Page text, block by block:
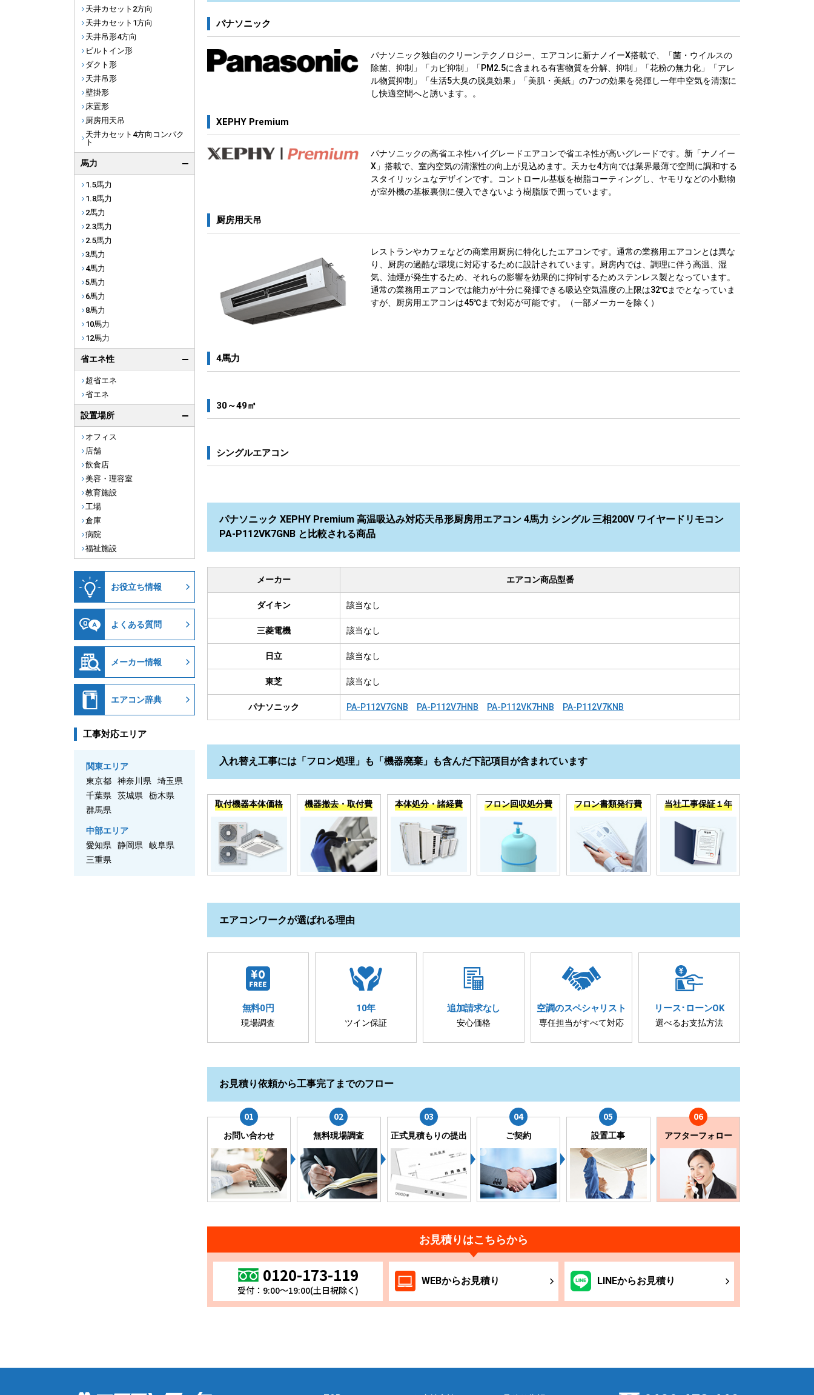
パナソニック
パナソニック独自のクリーンテクノロジー、エアコンに新ナノイーX搭載で、「菌・ウイルスの
除菌、抑制」「カビ抑制」「PM2.5に含まれる有害物質を分解、抑制」「花粉の無力化」「アレ
ル物質抑制」「生活5大臭の脱臭効果」「美肌・美紙」の7つの効果を発揮し一年中空気を清潔に
し快適空間へと誘います。。
XEPHY Premium
パナソニックの高省エネ性ハイグレードエアコンで省エネ性が高いグレードです。新「ナノイー
X」搭載で、室内空気の清潔性の向上が見込めます。天カセ4方向では業界最薄で空間に調和する
スタイリッシュなデザインです。コントロール基板を樹脂コーティングし、ヤモリなどの小動物
が室外機の基板裏側に侵入できないよう樹脂版で囲っています。
厨房用天吊
レストランやカフェなどの商業用厨房に特化したエアコンです。通常の業務用エアコンとは異な
り、厨房の過酷な環境に対応するために設計されています。厨房内では、調理に伴う高温、湿
気、油煙が発生するため、それらの影響を効果的に抑制するためステンレス製となっています。
通常の業務用エアコンでは能力が十分に発揮できる吸込空気温度の上限は32℃までとなっていま
すが、厨房用エアコンは45℃まで対応が可能です。（一部メーカーを除く）
4馬力
30～49㎡
シングルエアコン
パナソニック XEPHY Premium 高温吸込み対応天吊形厨房用エアコン 4馬力 シングル 三相200V ワイヤードリモコン
PA-P112VK7GNB と比較される商品
メーカー エアコン商品型番
ダイキン 該当なし
三菱電機 該当なし
日立 該当なし
東芝 該当なし
パナソニック PA-P112V7GNB PA-P112V7HNB PA-P112VK7HNB PA-P112V7KNB
入れ替え工事には「フロン処理」も「機器廃棄」も含んだ下記項目が含まれています
取付機器本体価格 機器撤去・取付費 本体処分・諸経費 フロン回収処分費 フロン書類発行費 当社工事保証１年
エアコンワークが選ばれる理由
無料0円
現場調査
10年
ツイン保証
追加請求なし
安心価格
空調のスペシャリスト
専任担当がすべて対応
リース･ ローンOK
選べるお支払方法
お見積り依頼から工事完了までのフロー
お問い合わせ 無料現場調査 正式見積もりの提出 ご契約 設置工事 アフターフォロー
お見積りはこちらから
0120-173-119
受付：9:00～19:00(土日祝除く)
WEBからお見積り LINEからお見積り
天井カセット2方向
天井カセット1方向
天井吊形4方向
ビルトイン形
ダクト形
天井吊形
壁掛形
床置形
厨房用天吊
天井カセット4方向コンパク
ト
馬力
1.5馬力
1.8馬力
2馬力
2.3馬力
2.5馬力
3馬力
4馬力
5馬力
6馬力
8馬力
10馬力
12馬力
省エネ性
超省エネ
省エネ
設置場所
オフィス
店舗
飲食店
美容・理容室
教育施設
工場
倉庫
病院
福祉施設
お役立ち情報
よくある質問
メーカー情報
エアコン辞典
工事対応エリア
関東エリア
東京都
神奈川県
埼玉県
千葉県
茨城県
栃木県
群馬県
中部エリア
愛知県
静岡県
岐阜県
三重県